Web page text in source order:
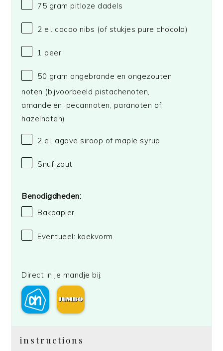
75 gram pitloze dadels
2 el. cacao nibs (of stukjes pure chocola)
1 peer
50 gram ongebrande en ongezouten
noten (bijvoorbeeld pistachenoten,
amandelen, pecannoten, paranoten of
hazelnoten)
2 el. agave siroop of maple syrup
Snuf zout
Benodigdheden:
Bakpapier
Eventueel: koekvorm
Direct in je mandje bij:
instructions